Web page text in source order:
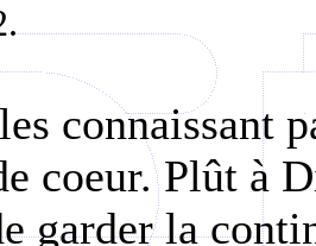
connaissant
coeur. Plût à
garder la